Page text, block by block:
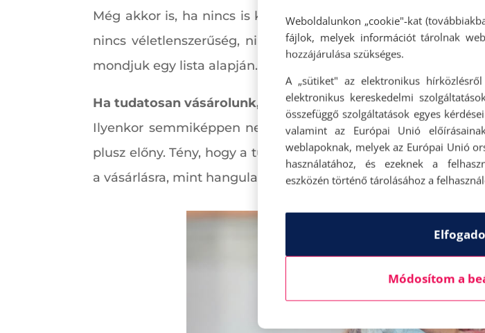
Még akkor is, ha nincs is kedvünk vásárolgatni,
nincs véletlenszerűség, nincs sodródás egyik polctól a
mondjuk egy lista alapján.
Ha tudatosan vásárolunk, a hangulatunkat nem javítja
Ilyenkor semmiképpen nem azért megyünk a boltba, hogy
plusz előny. Tény, hogy a tudatos vásárlók általában jól érzik
a vásárlásra, mint hangulatfokozóra. Nem attól várják az
Weboldalunkon „cookie"-kat
fájlok, melyek információt tárolnak
hozzájárulása szükséges.
A „sütiket" az elektronikus
elektronikus kereskedelmi
összefüggő szolgáltatások egyes
valamint az Európai Unió
weblapoknak, melyek az Európai Unió
használatához, és ezeknek a
eszközén történő tárolásához a
Módosítom a